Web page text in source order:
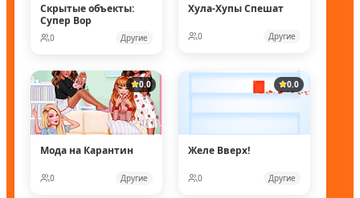
Скрытые объекты:
Супер Вор
0 Другие
Хула-Хупы Спешат
0 Другие
0.0
Мода на Карантин
0 Другие
0.0
Желе Вверх!
0 Другие